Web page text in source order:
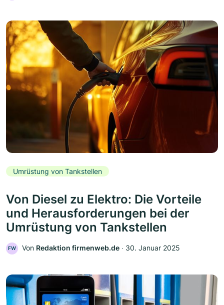
Umrüstung von Tankstellen
Von Diesel zu Elektro: Die Vorteile
und Herausforderungen bei der
Umrüstung von Tankstellen
FW Von Redaktion firmenweb.de ‧ 30. Januar 2025